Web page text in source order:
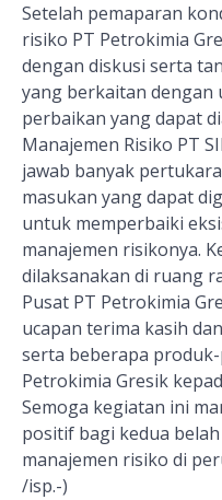
Setelah pemaparan
risiko PT Petrokimia
dengan diskusi serta
yang berkaitan dengan
perbaikan yang dapat
Manajemen Risiko PT
jawab banyak
masukan yang dapat
untuk memperbaiki
manajemen risikonya.
dilaksanakan di ruang
Pusat PT Petrokimia
ucapan terima kasih
serta beberapa
Petrokimia Gresik
Semoga kegiatan ini
positif bagi kedua
manajemen risiko di
/isp.-)